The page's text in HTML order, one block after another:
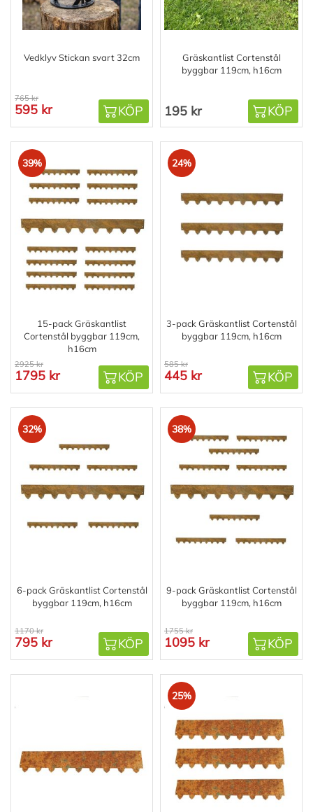
Vedklyv Stickan svart 32cm
765 kr
595 kr KÖP
Gräskantlist Cortenstål
byggbar 119cm, h16cm
195 kr KÖP
39%
15-pack Gräskantlist
Cortenstål byggbar 119cm,
h16cm
2925 kr
1795 kr KÖP
24%
3-pack Gräskantlist Cortenstål
byggbar 119cm, h16cm
585 kr
445 kr KÖP
32%
6-pack Gräskantlist Cortenstål
byggbar 119cm, h16cm
1170 kr
795 kr KÖP
38%
9-pack Gräskantlist Cortenstål
byggbar 119cm, h16cm
1755 kr
1095 kr KÖP
25%